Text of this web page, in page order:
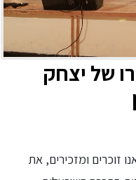
של יצחק
זוכרים ומזכירים, את